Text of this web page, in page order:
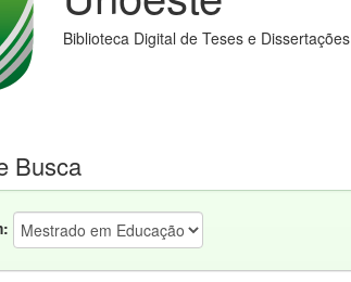
Biblioteca Digital de Teses e Dissertações
Busca